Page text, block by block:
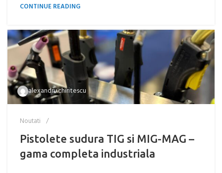
CONTINUE READING
alexandru.chiritescu
Noutati
Pistolete sudura TIG si MIG-MAG –
gama completa industriala